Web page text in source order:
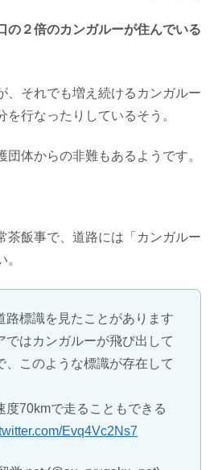
の２倍のカンガルーが住んでいる
、それでも増え続けるカンガルー
行なったりしているそう。
団体からの非難もあるようです。
茶飯事で、道路には「カンガルー
路標識を見たことがあります
ではカンガルーが飛び出して
、このような標識が存在して
度70kmで走ることもできる
Evq4Vc2Ns7